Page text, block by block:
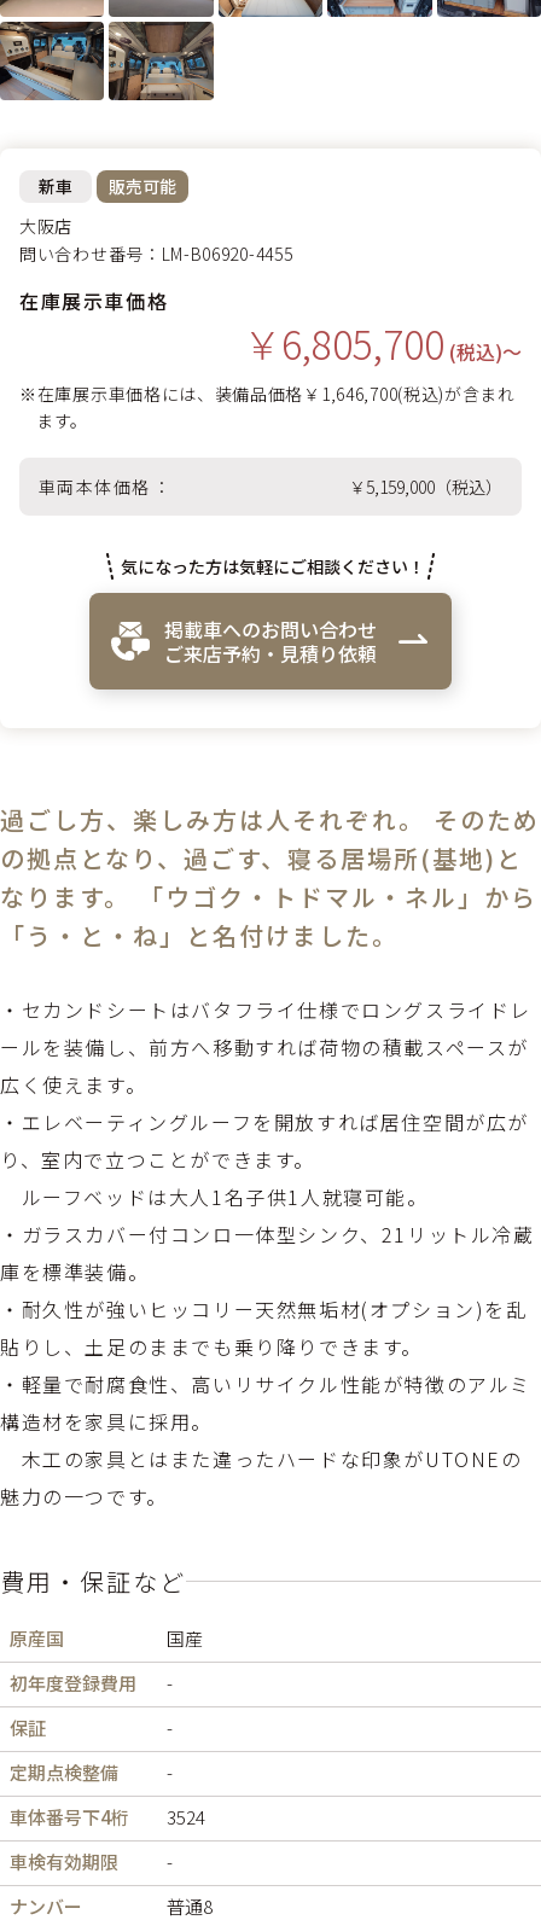
新車
販売可能
大阪店
問い合わせ番号：LM-B06920-4455
在庫展示車価格
￥6,805,700 (税込)〜
※在庫展示車価格には、装備品価格￥1,646,700(税込)が含まれ
ます。
車両本体価格 ￥5,159,000（税込）
気になった方は気軽にご相談ください！
掲載車へのお問い合わせ
ご来店予約・見積り依頼
過ごし方、楽しみ方は人それぞれ。 そのため
の拠点となり、過ごす、寝る居場所(基地)と
なります。 「ウゴク・トドマル・ネル」から
「う・と・ね」と名付けました。
・セカンドシートはバタフライ仕様でロングスライドレ
ールを装備し、前方へ移動すれば荷物の積載スペースが
広く使えます。
・エレベーティングルーフを開放すれば居住空間が広が
り、室内で立つことができます。
ルーフベッドは大人1名子供1人就寝可能。
・ガラスカバー付コンロ一体型シンク、21リットル冷蔵
庫を標準装備。
・耐久性が強いヒッコリー天然無垢材(オプション)を乱
貼りし、土足のままでも乗り降りできます。
・軽量で耐腐食性、高いリサイクル性能が特徴のアルミ
構造材を家具に採用。
木工の家具とはまた違ったハードな印象がUTONEの
魅力の一つです。
費用・保証など
原産国
国産
初年度登録費用
-
保証
-
定期点検整備
-
車体番号下4桁
3524
車検有効期限
-
ナンバー
普通8